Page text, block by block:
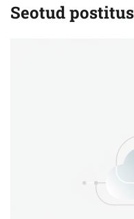
Seotud